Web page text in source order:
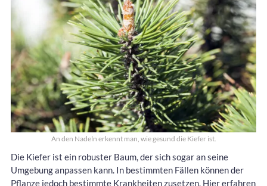
An den Nadeln erkennt man, wie gesund die Kiefer ist.
Die Kiefer ist ein robuster Baum, der sich sogar an seine
Umgebung anpassen kann. In bestimmten Fällen können der
Pflanze jedoch bestimmte Krankheiten zusetzen. Hier erfahren